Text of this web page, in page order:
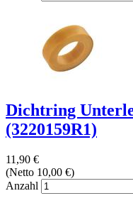
Dichtring
(3220159R1)
11,90 €
(Netto 10,00 €)
Anzahl